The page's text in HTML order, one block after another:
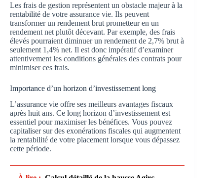
Les frais de gestion représentent un obstacle majeur à la
rentabilité de votre assurance vie. Ils peuvent
transformer un rendement brut prometteur en un
rendement net plutôt décevant. Par exemple, des frais
élevés pourraient diminuer un rendement de 2,7% brut à
seulement 1,4% net. Il est donc impératif d’examiner
attentivement les conditions générales des contrats pour
minimiser ces frais.
Importance d’un horizon d’investissement long
L’assurance vie offre ses meilleurs avantages fiscaux
après huit ans. Ce long horizon d’investissement est
essentiel pour maximiser les bénéfices. Vous pouvez
capitaliser sur des exonérations fiscales qui augmentent
la rentabilité de votre placement lorsque vous dépassez
cette période.